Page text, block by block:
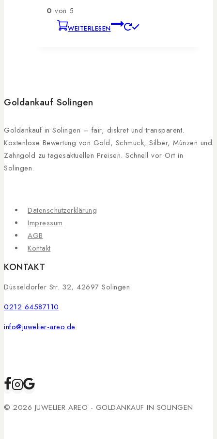
0 von 5
WEITERLESEN
Goldankauf Solingen
Goldankauf in Solingen – fair, diskret und transparent.
Kostenlose Bewertung von Gold, Schmuck, Silber, Münzen und
Zahngold zu tagesaktuellen Preisen. Schnell vor Ort in
Solingen.
Datenschutzerklärung
Impressum
AGB
Kontakt
KONTAKT
Düsseldorfer Str. 32, 42697 Solingen
0212 64587110
info@juwelier-areo.de
© 2026 JUWELIER AREO - GOLDANKAUF IN SOLINGEN